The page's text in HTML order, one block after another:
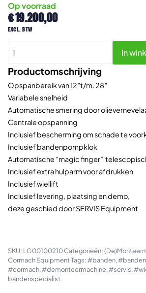
€19.200,00
excl. btw
Op voorraad
Productomschrijving
Opspanbereik van 12″t/m. 28″
Variabele snelheid
Automatische smering door
Centrale opspanning
Inclusief bescherming om schade te
Inclusief bandenpompklok
Automatische “magic finger”
Inclusief extra hulparm voor afdrukken
Inclusief wiellift
Inclusief levering, plaatsing en demo,
deze geschied door SERVIS Equipment
CM
1200BB
aantal
In
SKU: LG00100210Categorieën:
Cormach EquipmentTags:#banden,
#cormach,#demonteermachine,#servis,
bandenspecialist